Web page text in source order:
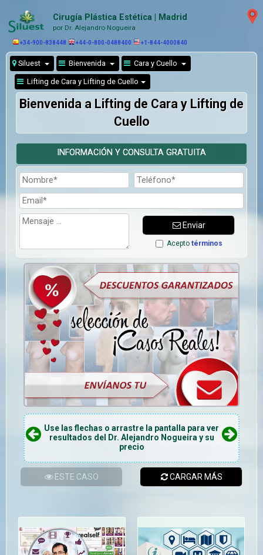
Cirugía Plástica Estética | Madrid
por Dr. Alejandro Nogueira
+34-900-838448 +44-0-800-0488400 +1-844-4000840
Siluest Bienvenida Cara y Cuello
Lifting de Cara y Lifting de Cuello
Bienvenida a Lifting de Cara y Lifting de
Cuello
INFORMACIÓN Y CONSULTA GRATUITA
Enviar
Acepto términos
Use las flechas o arrastre la pantalla para ver
resultados del Dr. Alejandro Nogueira y su
precio
ESTE CASO CARGAR MÁS